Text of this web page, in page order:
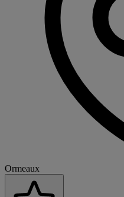
Ormeaux